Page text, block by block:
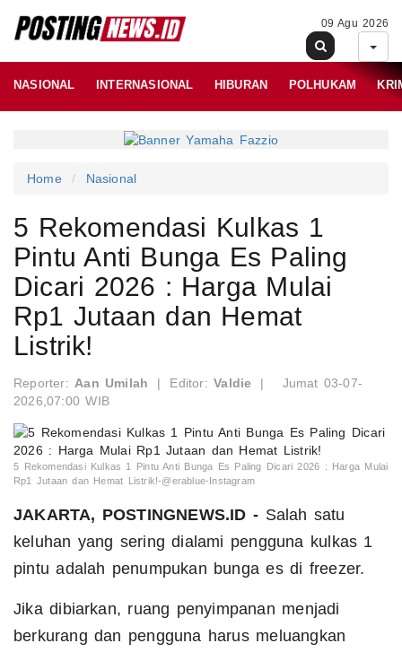
09 Agu 2026
NASIONAL INTERNASIONAL HIBURAN POLHUKAM
Home Nasional
5 Rekomendasi Kulkas 1
Pintu Anti Bunga Es Paling
Dicari 2026 : Harga Mulai
Rp1 Jutaan dan Hemat
Listrik!
Reporter:Aan Umilah | Editor:Valdie |
Jumat 03-07-
2026,07:00 WIB
5 Rekomendasi Kulkas 1 Pintu Anti Bunga Es Paling Dicari 2026 : Harga Mulai
Rp1 Jutaan dan Hemat Listrik!-@erablue-Instagram
JAKARTA, POSTINGNEWS.ID - Salah satu
keluhan yang sering dialami pengguna kulkas 1
pintu adalah penumpukan bunga es di freezer.
Jika dibiarkan, ruang penyimpanan menjadi
berkurang dan pengguna harus meluangkan